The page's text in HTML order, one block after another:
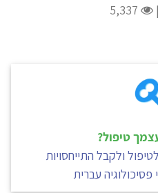
טיפול?
ולקבל התייחסויות
עברית